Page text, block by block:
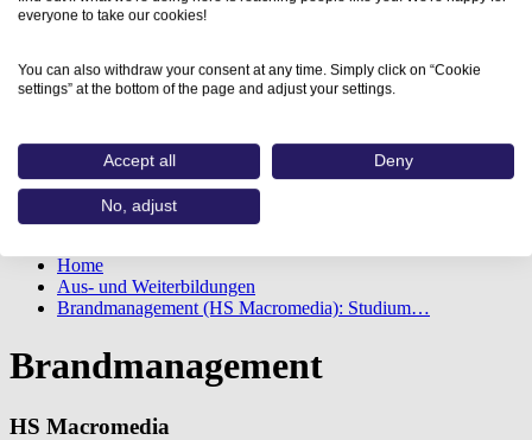
Home
Aus- und Weiterbildungen
Brandmanagement (HS Macromedia): Studium…
Brandmanagement
HS Macromedia
everyone to take our cookies!
You can also withdraw your consent at any time. Simply click on “Cookie
settings” at the bottom of the page and adjust your settings.
Accept all Deny
No, adjust